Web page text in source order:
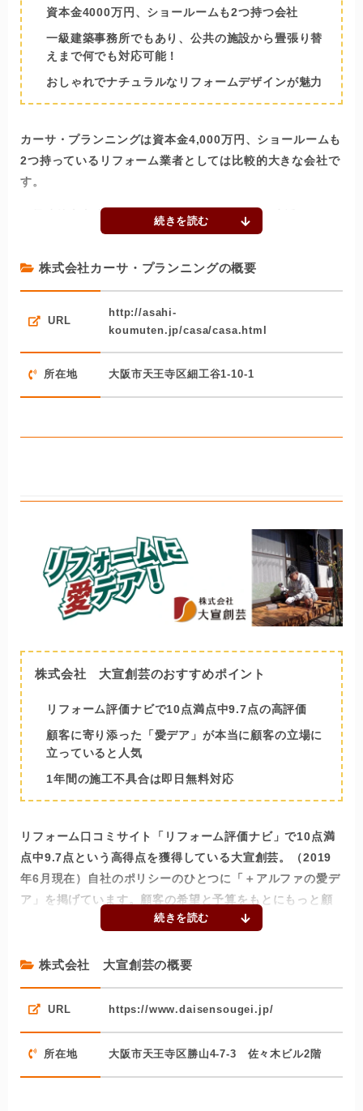
資本金4000万円、ショールームも2つ持つ会社
一級建築事務所でもあり、公共の施設から畳張り替
えまで何でも対応可能！
おしゃれでナチュラルなリフォームデザインが魅力
カーサ・プランニングは資本金4,000万円、ショールームも
2つ持っているリフォーム業者としては比較的大きな会社で
す。
一級建築士事務所でもあるため、住宅の設計や生活のしや
すに観点を置いたリフォーム作りを、得意としています。
り、建築物に携わる業者としての能力は一級品。
かと思えば、一般店舗や住宅のリフォームはもちろん、ふ
すまや畳の張り替えといった街のリフォーム屋を思わせる
仕事もこなし、幅広い知識と技術が伺えます。
窓を多く取り付け陽の光を取り入れたり、木材を多く使っ
株式会社カーサ・プランニングの概要
URL
http://asahi-
koumuten.jp/casa/casa.html
所在地 大阪市天王寺区細工谷1-10-1
株式会社 大宣創芸のおすすめポイント
リフォーム評価ナビで10点満点中9.7点の高評価
顧客に寄り添った「愛デア」が本当に顧客の立場に
立っていると人気
1年間の施工不具合は即日無料対応
リフォーム口コミサイト「リフォーム評価ナビ」で10点満
点中9.7点という高得点を獲得している大宣創芸。（2019
年6月現在）自社のポリシーのひとつに「＋アルファの愛デ
ア」を掲げています。顧客の希望と予算をもとにもっと顧
客のためになるような、愛溢れる職人ならではのアイディ
その愛ある愛デア内容はどれも顧客に高評価。口コミにも
た。」とあり、常に顧客の立場にたって、顧客にベストな
株式会社 大宣創芸の概要
URL https://www.daisensougei.jp/
所在地 大阪市天王寺区勝山4-7-3 佐々木ビル2階